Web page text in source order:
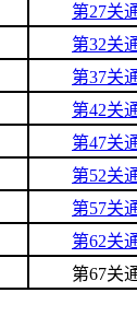
第27关
第32关
第37关
第42关
第47关
第52关
第57关
第62关
第67关